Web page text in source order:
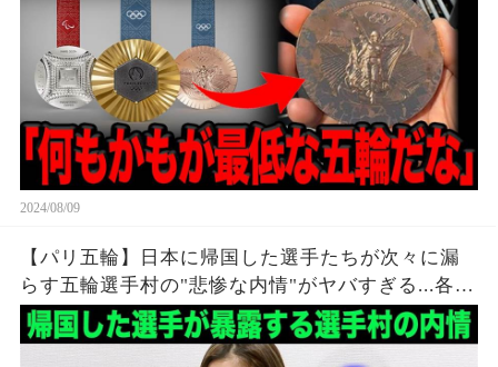
2024/08/09
【パリ五輪】日本に帰国した選手たちが次々に漏
らす五輪選手村の"悲惨な内情"がヤバすぎる...各国
各所からも相次ぐ不満の本音が...【海外の反応】